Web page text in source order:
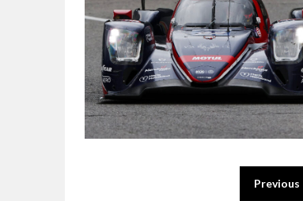
Previous